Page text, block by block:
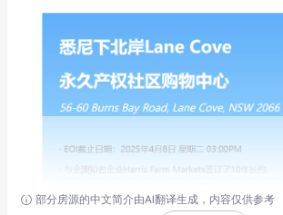
部分房源的中文简介由AI翻译生成，内容仅供参考